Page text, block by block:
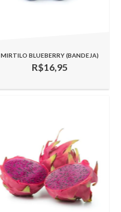
MIRTILO BLUEBERRY (BANDEJA)
R$16,95